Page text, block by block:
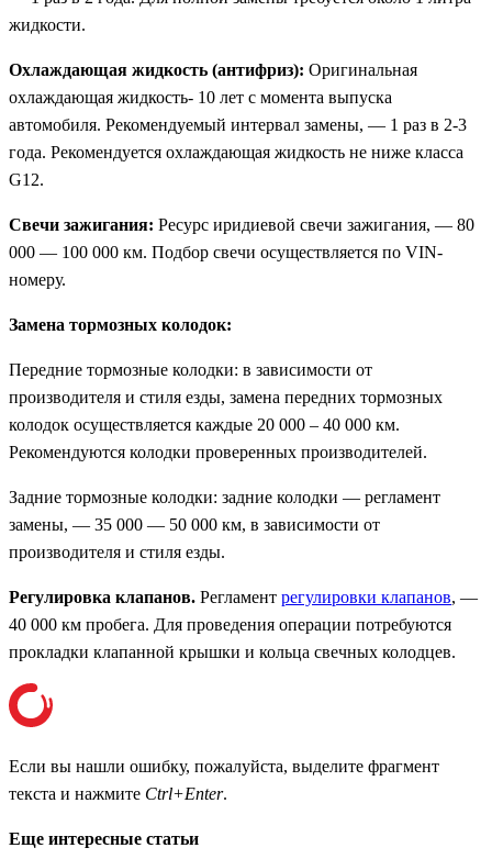
жидкости.
Охлаждающая жидкость (антифриз): Оригинальная
охлаждающая жидкость- 10 лет с момента выпуска
автомобиля. Рекомендуемый интервал замены, — 1 раз в 2-3
года. Рекомендуется охлаждающая жидкость не ниже класса
G12.
Свечи зажигания: Ресурс иридиевой свечи зажигания, — 80
000 — 100 000 км. Подбор свечи осуществляется по VIN-
номеру.
Замена тормозных колодок:
Передние тормозные колодки: в зависимости от
производителя и стиля езды, замена передних тормозных
колодок осуществляется каждые 20 000 – 40 000 км.
Рекомендуются колодки проверенных производителей.
Задние тормозные колодки: задние колодки — регламент
замены, — 35 000 — 50 000 км, в зависимости от
производителя и стиля езды.
Регулировка клапанов. Регламент регулировки клапанов, —
40 000 км пробега. Для проведения операции потребуются
прокладки клапанной крышки и кольца свечных колодцев.
Если вы нашли ошибку, пожалуйста, выделите фрагмент
текста и нажмите Ctrl+Enter.
Еще интересные статьи